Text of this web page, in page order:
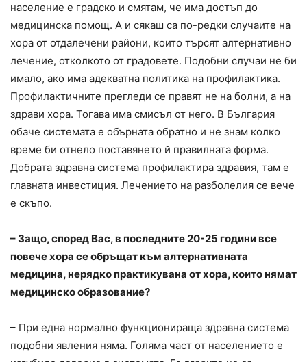
население е градско и смятам, че има достъп до
медицинска помощ. А и сякаш са по-редки случаите на
хора от отдалечени райони, които търсят алтернативно
лечение, отколкото от градовете. Подобни случаи не би
имало, ако има адекватна политика на профилактика.
Профилактичните прегледи се правят не на болни, а на
здрави хора. Тогава има смисъл от него. В България
обаче системата е обърната обратно и не знам колко
време би отнело поставянето й правилната форма.
Добрата здравна система профилактира здравия, там е
главната инвестиция. Лечението на разболелия се вече
е скъпо.
– Защо, според Вас, в последните 20-25 години все
повече хора се обръщат към алтернативната
медицина, нерядко практикувана от хора, които нямат
медицинско образование?
– При една нормално функционираща здравна система
подобни явления няма. Голяма част от населението е